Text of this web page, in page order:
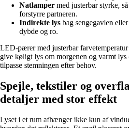
Natlamper med justerbar styrke,
forstyrre partneren.
Indirekte lys bag sengegavlen
dybde og ro.
LED-pærer med justerbar
give køligt lys om morgenen og varmt lys
tilpasse stemningen efter behov.
Spejle, tekstiler og
detaljer med stor effekt
Lyset i et rum afhænger ikke kun af